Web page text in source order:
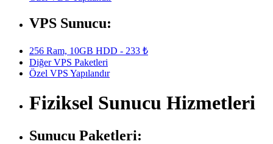
VPS Sunucu:
256 Ram, 10GB HDD - 233 ₺
Diğer VPS Paketleri
Özel VPS Yapılandır
Fiziksel Sunucu Hizmetleri
Sunucu Paketleri: